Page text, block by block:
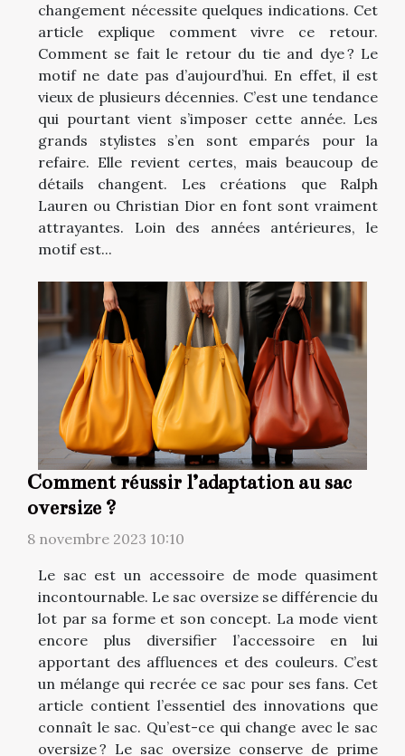
changement nécessite quelques indications. Cet
article explique comment vivre ce retour.
Comment se fait le retour du tie and dye ? Le
motif ne date pas d’aujourd’hui. En effet, il est
vieux de plusieurs décennies. C’est une tendance
qui pourtant vient s’imposer cette année. Les
grands stylistes s’en sont emparés pour la
refaire. Elle revient certes, mais beaucoup de
détails changent. Les créations que Ralph
Lauren ou Christian Dior en font sont vraiment
attrayantes. Loin des années antérieures, le
motif est...
Comment réussir l’adaptation au sac
oversize ?
8 novembre 2023 10:10
Le sac est un accessoire de mode quasiment
incontournable. Le sac oversize se différencie du
lot par sa forme et son concept. La mode vient
encore plus diversifier l’accessoire en lui
apportant des affluences et des couleurs. C’est
un mélange qui recrée ce sac pour ses fans. Cet
article contient l’essentiel des innovations que
connaît le sac. Qu’est-ce qui change avec le sac
oversize ? Le sac oversize conserve de prime